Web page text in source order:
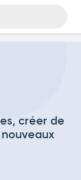
créer de